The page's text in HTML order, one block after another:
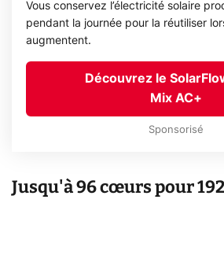
Vous conservez l’électricité solaire
pendant la journée pour la réutiliser
augmentent.
Découvrez le
Mix AC+
Sponsorisé
Jusqu'à 96 cœurs pour